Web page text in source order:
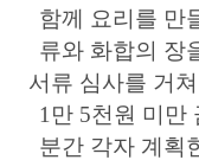
함께 요리를 만
류와 화합의 장
서류 심사를 거
1 만 5천원 미만
분간 각자 계획